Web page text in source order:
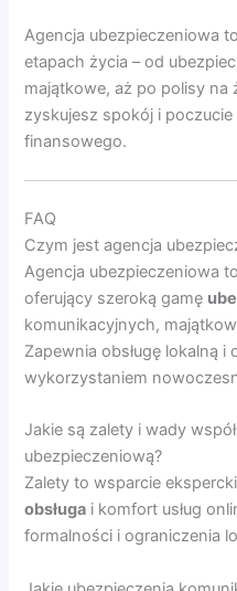
Agencja ubezpieczeniowa
etapach życia – od
majątkowe, aż po polisy na
zyskujesz spokój i poczucie
finansowego.
FAQ
Czym jest agencja
Agencja ubezpieczeniowa
oferujący szeroką gamę
komunikacyjnych,
Zapewnia obsługę lokalną
wykorzystaniem
Jakie są zalety i wady
ubezpieczeniową?
Zalety to wsparcie
obsługa i komfort usług
formalności i ograniczenia